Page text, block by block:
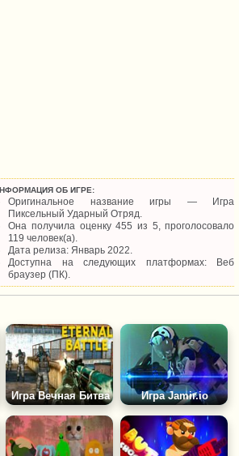
ОБ ИГРЕ:
Оригинальное название игры — Игра
Пиксельный Ударный Отряд.
Она получила оценку 455 из 5, проголосовало
119 человек(а).
Дата релиза: Январь 2022.
Доступна на следующих платформах: Веб
браузер (ПК).
Игра Вечная Битва Игра Jamir.io